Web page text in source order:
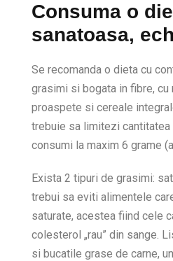
Consuma o
sanatoasa,
Se recomanda o dieta cu
grasimi si bogata in fibre,
proaspete si cereale
trebuie sa limitezi cantitatea
consumi la maxim 6 grame
Exista 2 tipuri de grasimi:
trebui sa eviti alimentele
saturate, acestea fiind cele
colesterol „rau” din sange.
si bucatile grase de carne,